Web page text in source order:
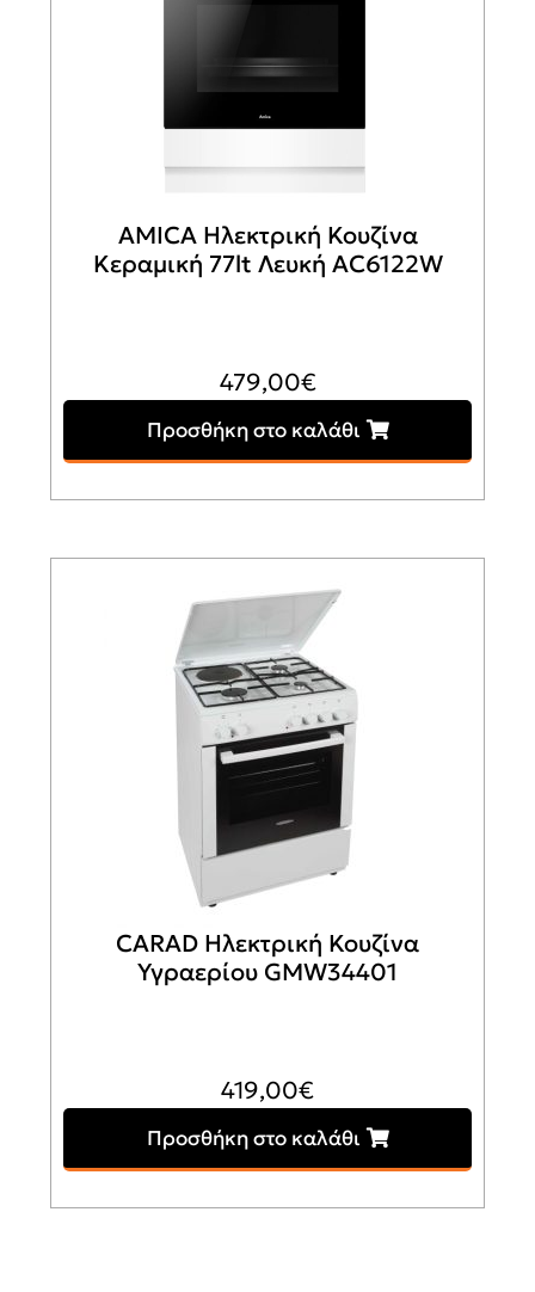
AMICA Ηλεκτρική Κουζίνα
Κεραμική 77lt Λευκή AC6122W
479,00€
Προσθήκη στο καλάθι
CARAD Ηλεκτρική Κουζίνα
Υγραερίου GMW34401
419,00€
Προσθήκη στο καλάθι